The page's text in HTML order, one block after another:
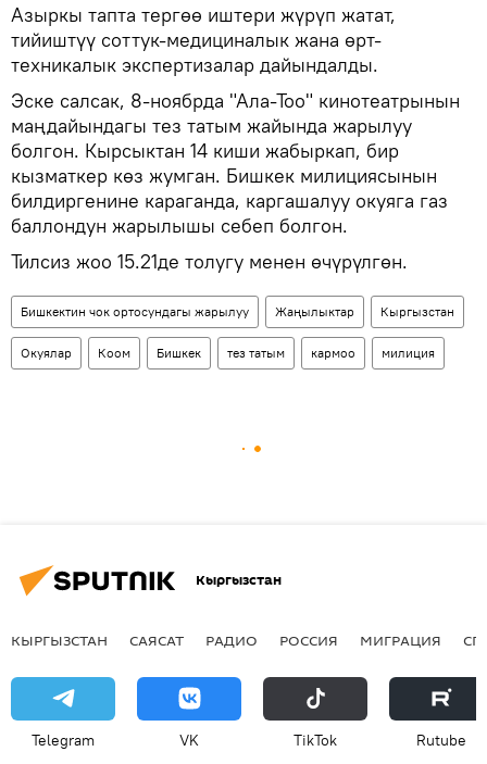
Азыркы тапта тергөө иштери жүрүп жатат,
тийиштүү соттук-медициналык жана өрт-
техникалык экспертизалар дайындалды.
Эске салсак, 8-ноябрда "Ала-Тоо" кинотеатрынын
маңдайындагы тез татым жайында жарылуу
болгон. Кырсыктан 14 киши жабыркап, бир
кызматкер көз жумган. Бишкек милициясынын
билдиргенине караганда, каргашалуу окуяга газ
баллондун жарылышы себеп болгон.
Тилсиз жоо 15.21де толугу менен өчүрүлгөн.
Бишкектин чок ортосундагы жарылуу Жаңылыктар Кыргызстан
Окуялар Коом Бишкек тез татым кармоо милиция
Кыргызстан
КЫРГЫЗСТАН САЯСАТ РАДИО РОССИЯ МИГРАЦИЯ
Telegram VK ТikТоk Rutube